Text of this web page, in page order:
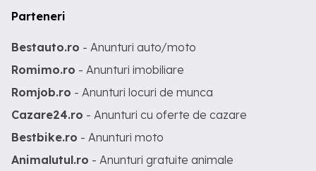
Parteneri
Bestauto.ro - Anunturi auto/moto
Romimo.ro - Anunturi imobiliare
Romjob.ro - Anunturi locuri de munca
Cazare24.ro - Anunturi cu oferte de cazare
Bestbike.ro - Anunturi moto
Animalutul.ro - Anunturi gratuite animale